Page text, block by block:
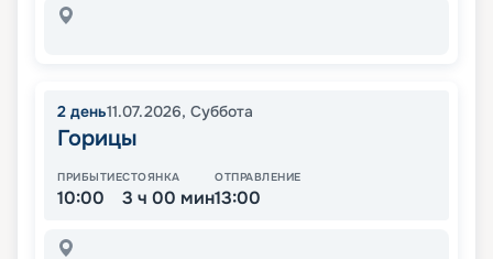
2 день11.07.2026, Суббота
Горицы
ПРИБЫТИЕ
10:00
СТОЯНКА
3 ч 00 мин
ОТПРАВЛЕНИЕ
13:00